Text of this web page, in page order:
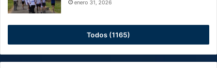
enero 31, 2026
Todos (1165)